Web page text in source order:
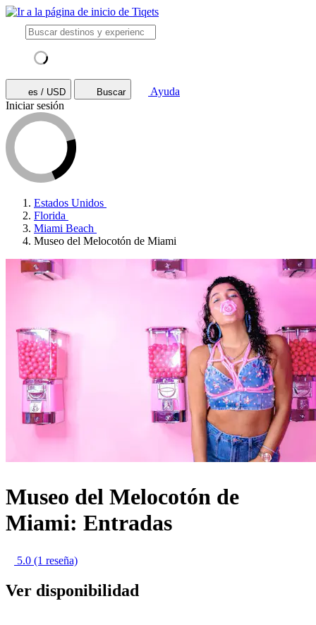
es / USD Buscar
Ayuda
Iniciar sesión
Estados Unidos
Florida
Miami Beach
Museo del Melocotón de Miami
Museo del Melocotón de
Miami: Entradas
5.0 (1 reseña)
Ver disponibilidad